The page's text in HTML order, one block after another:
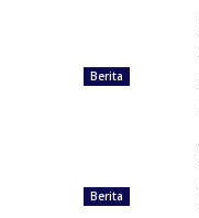
Berita
Berita